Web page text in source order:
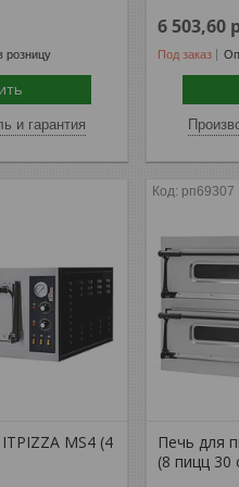
розницу
и гарантия
6 503,60
Под заказ
MS4 (4
рп69307
Печь для
(8 пицц 30